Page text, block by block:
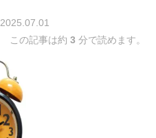
2025.07.01
この記事は約 3 分で読めます。